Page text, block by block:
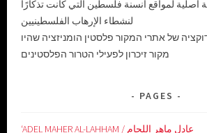
أصلية لمواقع أنسنة فلسطين التي كانت تذكارًا
لنشطاء الإرهاب الفلسطينيين
של אתרי המקור פלסטין הומניזציה שהיו
מקור זיכרון לפעילי הטרור הפלסטינים
PAGES
‘ADEL MAHER AL-LAHHAM / عادل ماهر اللحام